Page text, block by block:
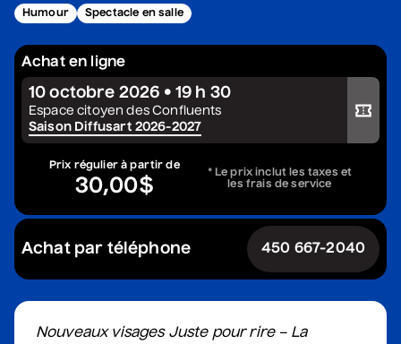
Constellation de cordes
• Zones musicales
Cour intérieure de la Maison des Arts
Complet
Marie Céleste
• Tout ce qui brille
Station culturelle Momo
Gratuit
David Corriveau
• 100 contrefaçons
Humour Spectacle en salle
Achat en ligne
Acheter votre billet
10 octobre 2026 • 19 h 30
Espace citoyen des Confluents
Saison Diffusart 2026-2027
Prix régulier à partir de
30,00$
* Le prix inclut les taxes et
les frais de service
Achat par téléphone 450 667-2040
Nouveaux visages Juste pour rire – La